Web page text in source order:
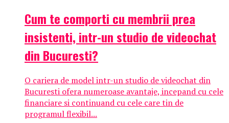
Cum te comporti cu membrii prea
insistenti, intr-un studio de videochat
din Bucuresti?
O cariera de model intr-un studio de videochat din
Bucuresti ofera numeroase avantaje, incepand cu cele
financiare si continuand cu cele care tin de
programul flexibil...